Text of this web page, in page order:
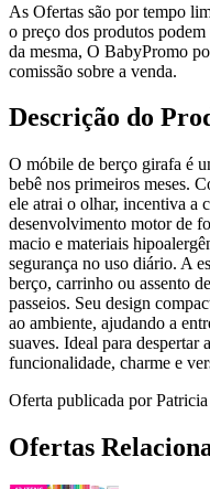
As Ofertas são por tempo
o preço dos produtos
da mesma, O BabyPromo
comissão sobre a venda.
Descrição do
O móbile de berço girafa é
bebê nos primeiros meses.
ele atrai o olhar, incentiva a
desenvolvimento motor de
macio e materiais
segurança no uso diário. A
berço, carrinho ou assento
passeios. Seu design
ao ambiente, ajudando a
suaves. Ideal para
funcionalidade, charme e
Oferta publicada por
Ofertas